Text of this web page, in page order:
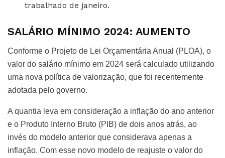
trabalhado de janeiro.
SALÁRIO MÍNIMO 2024: AUMENTO
Conforme o Projeto de Lei Orçamentária Anual (PLOA), o
valor do salário mínimo em 2024 será calculado utilizando
uma nova política de valorização, que foi recentemente
adotada pelo governo.
A quantia leva em consideração a inflação do ano anterior
e o Produto Interno Bruto (PIB) de dois anos atrás, ao
invés do modelo anterior que considerava apenas a
inflação. Com esse novo modelo de reajuste o valor do